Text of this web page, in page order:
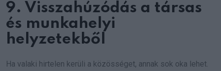
9. Visszahúzódás a társas
és munkahelyi
helyzetekből
Ha valaki hirtelen kerüli a közösséget, annak sok oka lehet.